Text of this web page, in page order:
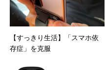
【すっきり生活】「スマホ依
存症」を克服